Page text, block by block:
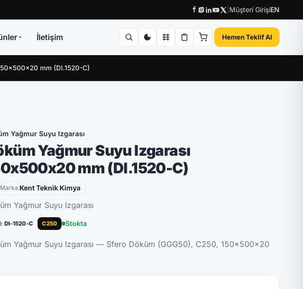
Müşteri GirişiEN
İletişim Hemen Teklif Al
mm (DI.1520-C)
Yağmur Suyu Izgarası
Yağmur Suyu Izgarası
mm (DI.1520-C)
Marka:Kent Teknik Kimya
Yağmur Suyu Izgarası
DI-1520-C C250 Stokta
Yağmur Suyu Izgarası — Sfero Döküm (GGG50), C250, 150x500x20